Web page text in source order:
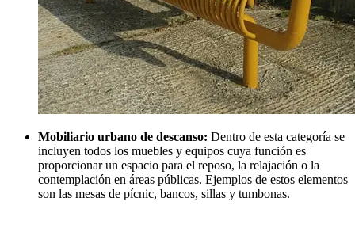
Mobiliario urbano de descanso: Dentro de esta categoría se
incluyen todos los muebles y equipos cuya función es
proporcionar un espacio para el reposo, la relajación o la
contemplación en áreas públicas. Ejemplos de estos elementos
son las mesas de pícnic, bancos, sillas y tumbonas.